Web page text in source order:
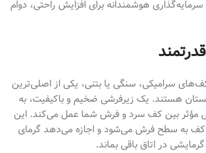
هوشمندانه برای افزایش راحتی، دوام
سرامیکی، سنگی یا بتنی، یکی از اصلی‌ترین
هستند. یک زیرفرشی ضخیم و باکیفیت، به
مؤثر بین کف سرد و فرش شما عمل می‌کند. این
کف به سطح فرش می‌شود و اجازه می‌دهد گرمای
در اتاق باقی بماند.